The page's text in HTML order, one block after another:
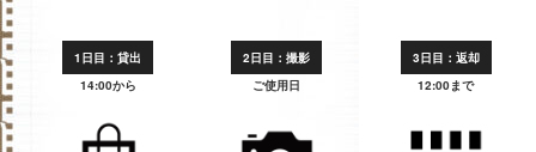
1日目：貸出
14:00から
2日目：撮影
ご使用日
3日目：返却
12:00まで